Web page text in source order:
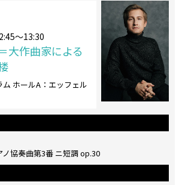
～13:30
大作曲家による
ホールA：エッフェル
協奏曲第3番 ニ短調 op.30